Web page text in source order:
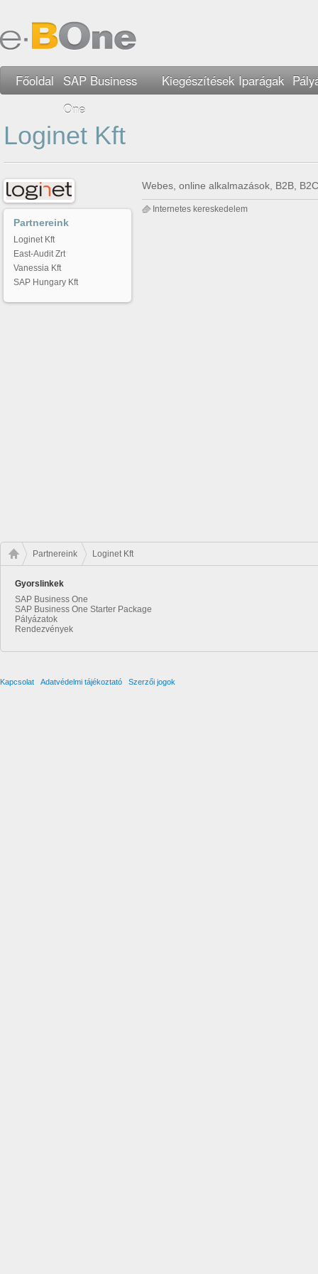
Főoldal
SAP Business
One
Kiegészítések Iparágak
Loginet Kft
Webes, online alkalmazások, B2B,
Internetes kereskedelem
Partnereink
Loginet Kft
East-Audit Zrt
Vanessia Kft
SAP Hungary Kft
Partnereink Loginet Kft
Gyorslinkek
SAP Business One
SAP Business One Starter Package
Pályázatok
Rendezvények
Kapcsolat Adatvédelmi tájékoztató Szerzői jogok